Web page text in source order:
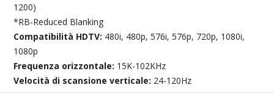
1200)
*RB-Reduced Blanking
Compatibilità HDTV: 480i, 480p, 576i, 576p, 720p, 1080i,
1080p
Frequenza orizzontale: 15K-102KHz
Velocità di scansione verticale: 24-120Hz